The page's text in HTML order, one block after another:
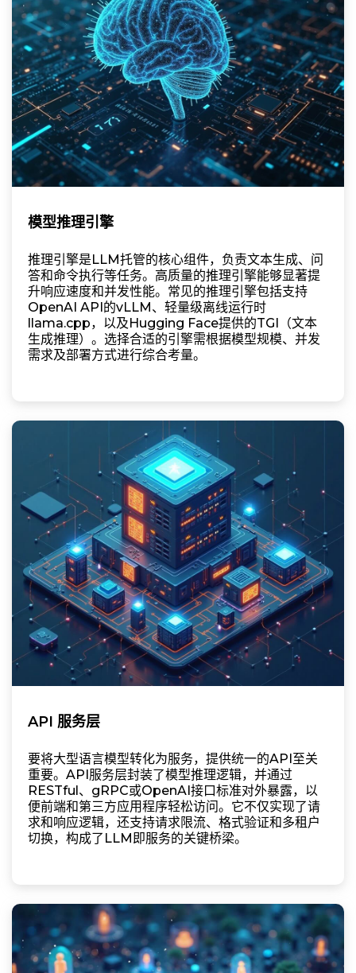
模型推理引擎
推理引擎是LLM托管的核心组件，负责文本生成、问
答和命令执行等任务。高质量的推理引擎能够显著提
升响应速度和并发性能。常见的推理引擎包括支持
OpenAI API的vLLM、轻量级离线运行时
llama.cpp，以及Hugging Face提供的TGI（文本
生成推理）。选择合适的引擎需根据模型规模、并发
需求及部署方式进行综合考量。
API 服务层
要将大型语言模型转化为服务，提供统一的API至关
重要。API服务层封装了模型推理逻辑，并通过
RESTful、gRPC或OpenAI接口标准对外暴露，以
便前端和第三方应用程序轻松访问。它不仅实现了请
求和响应逻辑，还支持请求限流、格式验证和多租户
切换，构成了LLM即服务的关键桥梁。